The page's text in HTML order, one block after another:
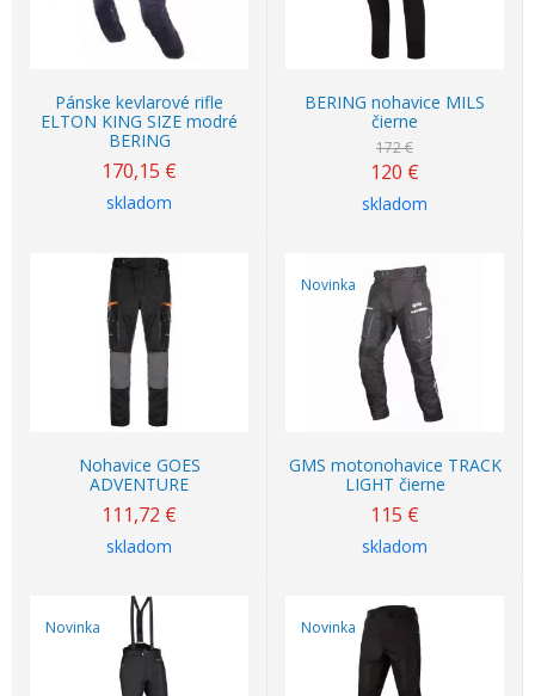
Pánske kevlarové rifle
ELTON KING SIZE modré
BERING
170,15 €
skladom
BERING nohavice MILS
čierne
172 €
120 €
skladom
Nohavice GOES
ADVENTURE
111,72 €
skladom
Novinka
GMS motonohavice TRACK
LIGHT čierne
115 €
skladom
Novinka Novinka